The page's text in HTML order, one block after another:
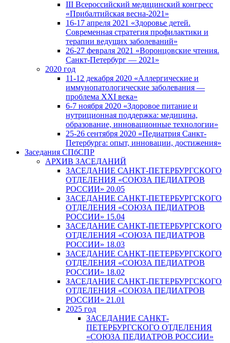
III Всероссийский медицинский конгресс
«Прибалтийская весна-2021»
16-17 апреля 2021 «Здоровье детей.
Современная стратегия профилактики и
терапии ведущих заболеваний»
26-27 февраля 2021 «Воронцовские чтения.
Санкт-Петербург — 2021»
2020 год
11-12 декабря 2020 «Аллергические и
иммунопатологические заболевания —
проблема XXI века»
6-7 ноября 2020 «Здоровое питание и
нутриционная поддержка: медицина,
образование, инновационные технологии»
25-26 сентября 2020 «Педиатрия Санкт-
Петербурга: опыт, инновации, достижения»
Заседания СПбСПР
АРХИВ ЗАСЕДАНИЙ
ЗАСЕДАНИЕ САНКТ-ПЕТЕРБУРГСКОГО
ОТДЕЛЕНИЯ «СОЮЗА ПЕДИАТРОВ
РОССИИ» 20.05
ЗАСЕДАНИЕ САНКТ-ПЕТЕРБУРГСКОГО
ОТДЕЛЕНИЯ «СОЮЗА ПЕДИАТРОВ
РОССИИ» 15.04
ЗАСЕДАНИЕ САНКТ-ПЕТЕРБУРГСКОГО
ОТДЕЛЕНИЯ «СОЮЗА ПЕДИАТРОВ
РОССИИ» 18.03
ЗАСЕДАНИЕ САНКТ-ПЕТЕРБУРГСКОГО
ОТДЕЛЕНИЯ «СОЮЗА ПЕДИАТРОВ
РОССИИ» 18.02
ЗАСЕДАНИЕ САНКТ-ПЕТЕРБУРГСКОГО
ОТДЕЛЕНИЯ «СОЮЗА ПЕДИАТРОВ
РОССИИ» 21.01
2025 год
ЗАСЕДАНИЕ САНКТ-
ПЕТЕРБУРГСКОГО ОТДЕЛЕНИЯ
«СОЮЗА ПЕДИАТРОВ РОССИИ»